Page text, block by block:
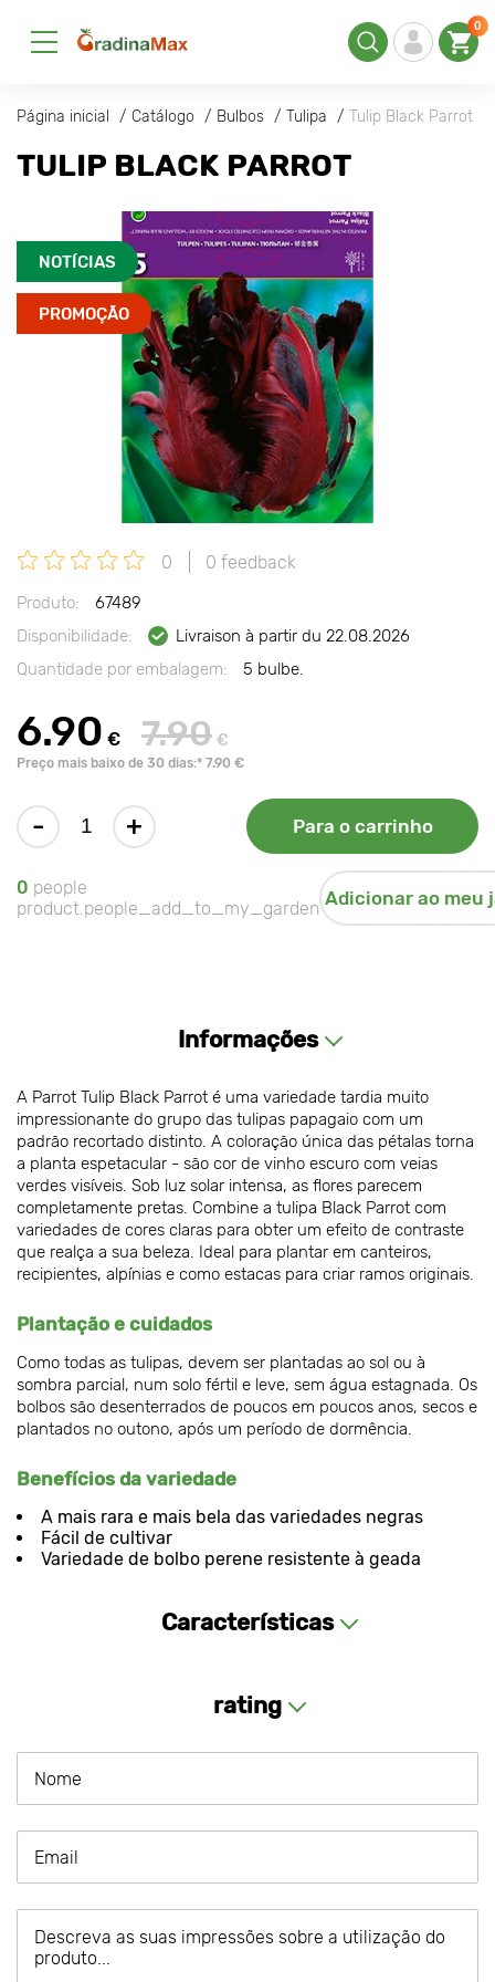
0
Página inicial Catálogo Bulbos Tulipa Tulip Black Parrot
TULIP BLACK PARROT
NOTÍCIAS
PROMOÇÃO
0 0 feedback
Produto:
67489
Disponibilidade:
Livraison à partir du 22.08.2026
Quantidade por embalagem:
5 bulbe.
6.90 € 7.90 €
Preço mais baixo de 30 dias:* 7.90 €
- + Para o carrinho
0 people
product.people_add_to_my_garden Adicionar ao meu
Informações
A Parrot Tulip Black Parrot é uma variedade tardia muito
impressionante do grupo das tulipas papagaio com um
padrão recortado distinto. A coloração única das pétalas torna
a planta espetacular - são cor de vinho escuro com veias
verdes visíveis. Sob luz solar intensa, as flores parecem
completamente pretas. Combine a tulipa Black Parrot com
variedades de cores claras para obter um efeito de contraste
que realça a sua beleza. Ideal para plantar em canteiros,
recipientes, alpínias e como estacas para criar ramos originais.
Plantação e cuidados
Como todas as tulipas, devem ser plantadas ao sol ou à
sombra parcial, num solo fértil e leve, sem água estagnada. Os
bolbos são desenterrados de poucos em poucos anos, secos e
plantados no outono, após um período de dormência.
Benefícios da variedade
A mais rara e mais bela das variedades negras
Fácil de cultivar
Variedade de bolbo perene resistente à geada
Características
rating